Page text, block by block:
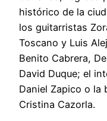
histórico de la
los guitarristas
Toscano y Luis
Benito Cabrera,
David Duque; el
Daniel Zapico o la
Cristina Cazorla.